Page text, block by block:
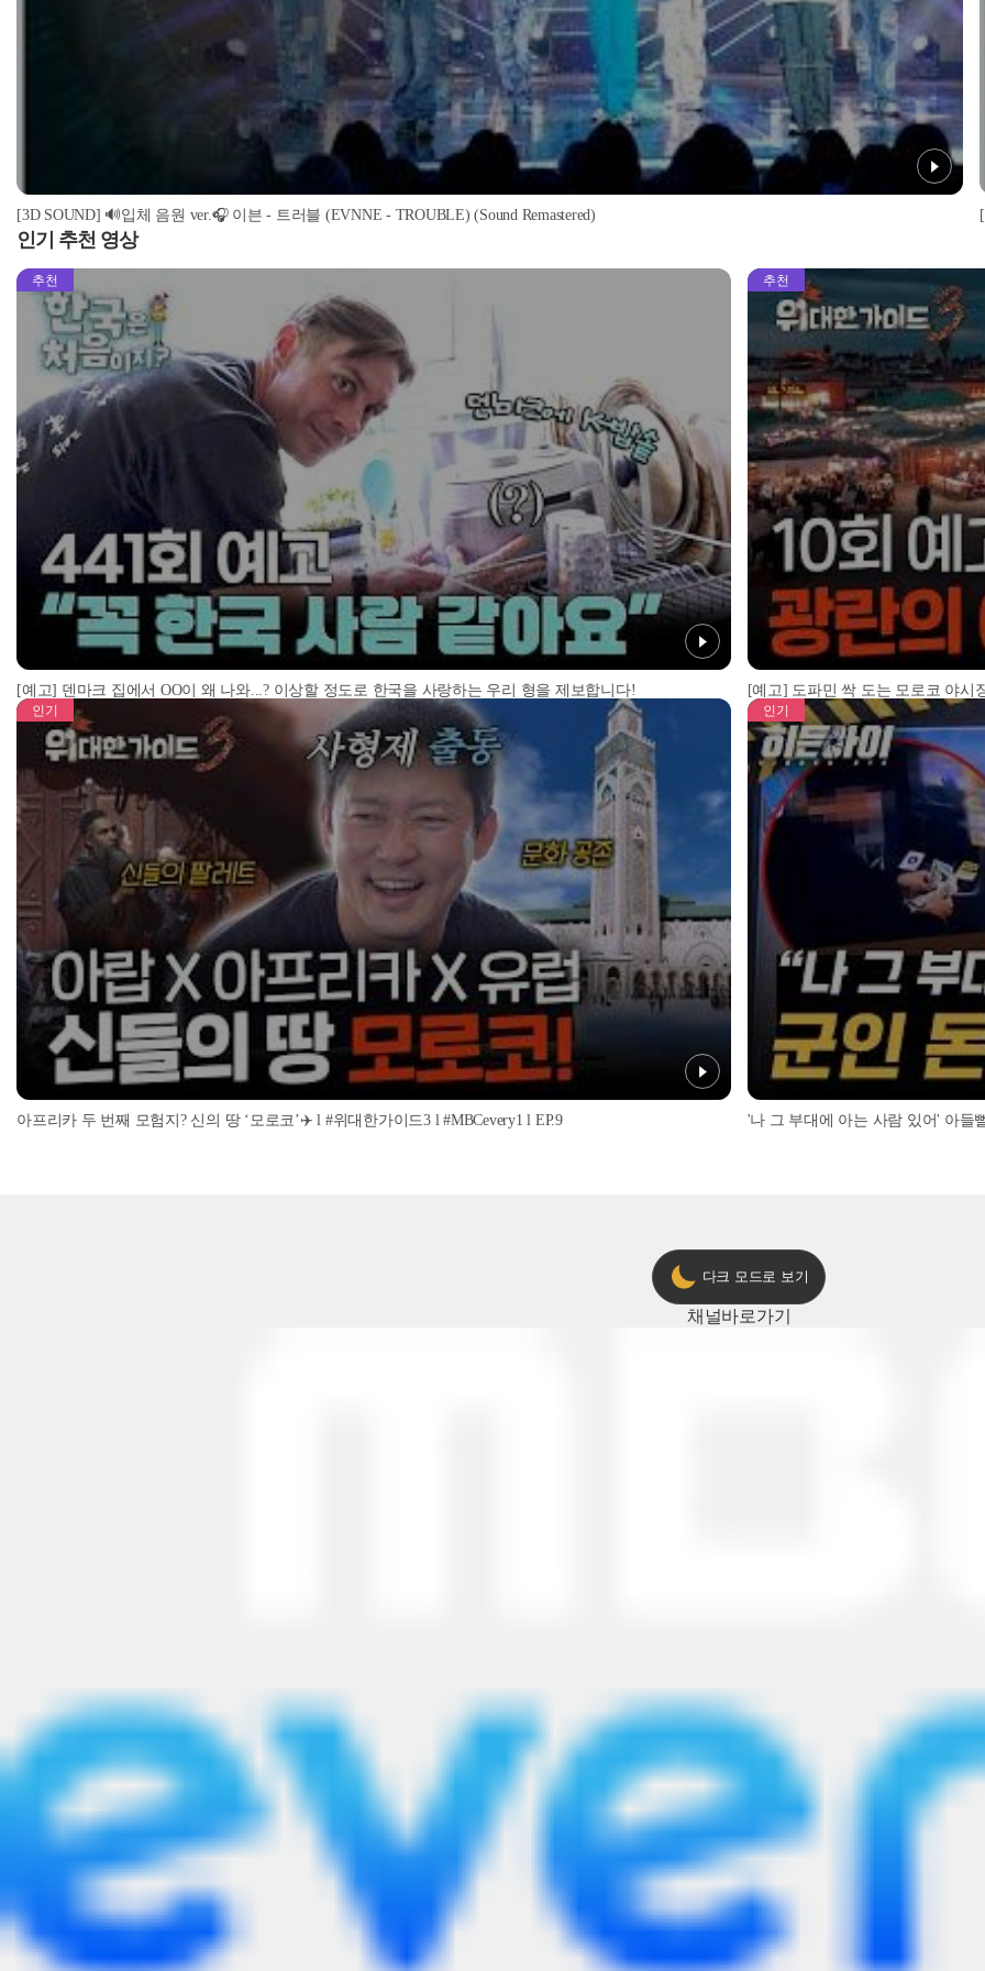
[3D SOUND] 🔊입체 음원 ver.🎧 이븐 - 트러블 (EVNNE - TROUBLE) (Sound Remastered)
인기 추천 영상
추천
[예고] 덴마크 집에서 OO이 왜 나와...? 이상할 정도로 한국을 사랑하는 우리 형을 제보합니다!
추천
[예고] 도파민 싹 도는 모로코 야시
인기
아프리카 두 번째 모험지? 신의 땅 ‘모로코’✈️ l #위대한가이드3 l #MBCevery1 l EP.9
인기
'나 그 부대에 아는 사람 있어' 아들
다크 모드로 보기
채널바로가기